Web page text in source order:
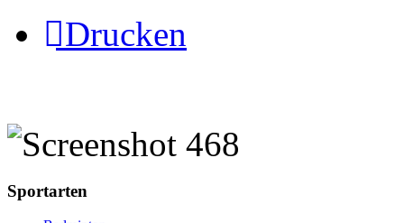
Drucken
Sportarten